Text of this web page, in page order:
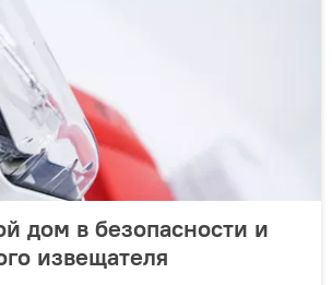
дом в безопасности и
извещателя